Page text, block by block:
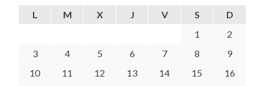
L M X J V S D
1
2
3
4 5 6 7 8
9
10
11 12 13 14 15
16